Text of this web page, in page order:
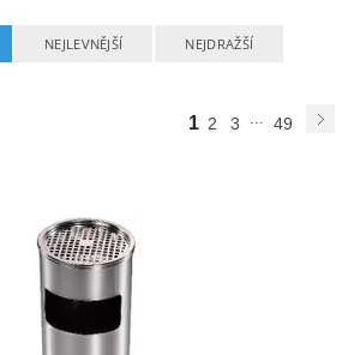
NEJLEVNĚJŠÍ NEJDRAŽŠÍ
1 2 3 ... 49